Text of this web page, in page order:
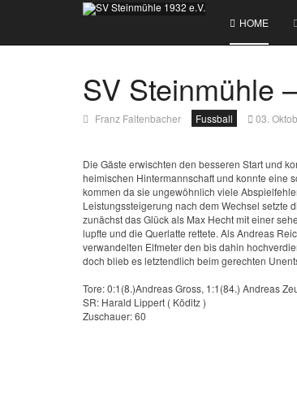
HOME
SV Steinmühle
Franz Faltenbacher Fussball 03.
Die Gäste erwischten den besseren Start und
heimischen Hintermannschaft und konnte eine
kommen da sie ungewöhnlich viele
Leistungssteigerung nach dem Wechsel setzte
zunächst das Glück als Max Hecht mit einer
lupfte und die Querlatte rettete. Als Andreas
verwandelten Elfmeter den bis dahin
doch blieb es letztendlich beim gerechten
Tore: 0:1(8.)Andreas Gross, 1:1(84.) Andreas
SR: Harald Lippert ( Köditz )
Zuschauer: 60